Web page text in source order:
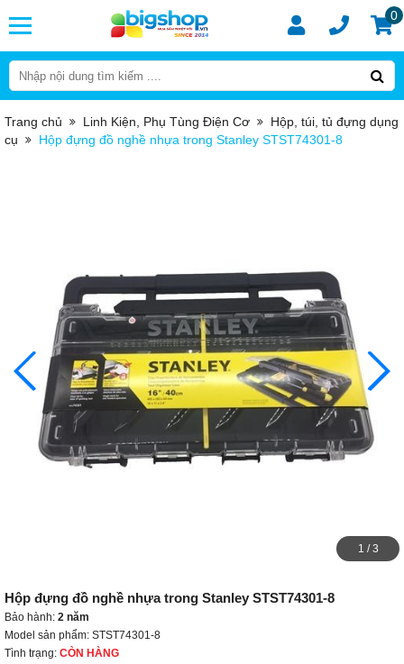
0
Trang chủ Linh Kiện, Phụ Tùng Điện Cơ
Hộp, túi, tủ đựng dụng
cụ
Hộp đựng đồ nghề nhựa trong Stanley STST74301-8
1 /3
Hộp đựng đồ nghề nhựa trong Stanley STST74301-8
Bảo hành: 2 năm
Model sản phẩm: STST74301-8
Tình trạng: CÒN HÀNG